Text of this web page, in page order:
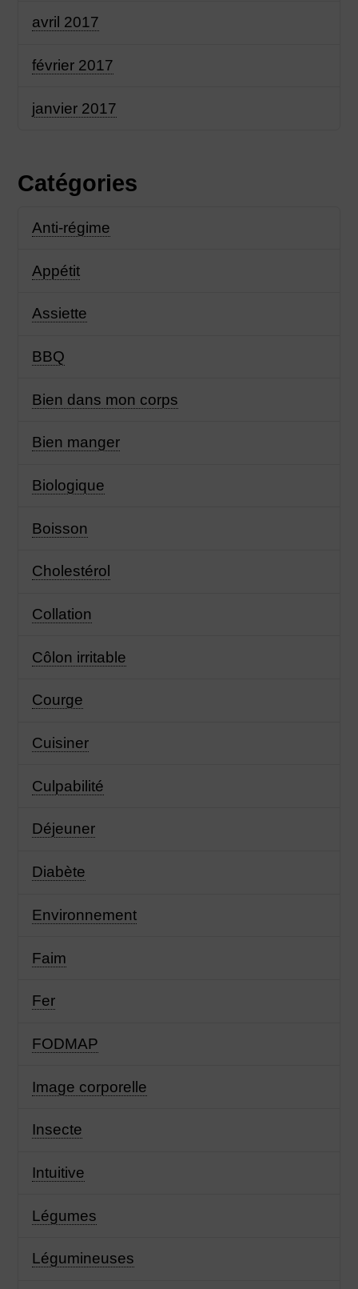
avril 2017
février 2017
janvier 2017
Catégories
Anti-régime
Appétit
Assiette
BBQ
Bien dans mon corps
Bien manger
Biologique
Boisson
Cholestérol
Collation
Côlon irritable
Courge
Cuisiner
Culpabilité
Déjeuner
Diabète
Environnement
Faim
Fer
FODMAP
Image corporelle
Insecte
Intuitive
Légumes
Légumineuses